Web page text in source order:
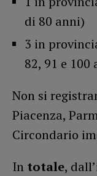
di 80 anni)
3 in
82, 91 e 100
Non si
Piacenza,
Circondario
In totale,